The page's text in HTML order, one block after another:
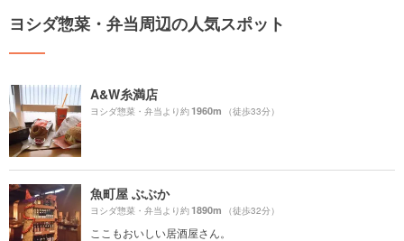
ヨシダ惣菜・弁当周辺の人気スポット
A&W糸満店
ヨシダ惣菜・弁当より約1960m （徒歩33分）
魚町屋 ぶぶか
ヨシダ惣菜・弁当より約1890m （徒歩32分）
ここもおいしい居酒屋さん。